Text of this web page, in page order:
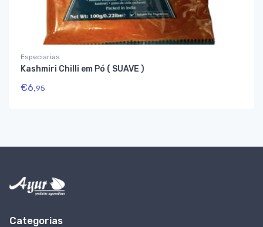
Especiarias
Kashmiri Chilli em Pó ( SUAVE )
€6,95
Categorias